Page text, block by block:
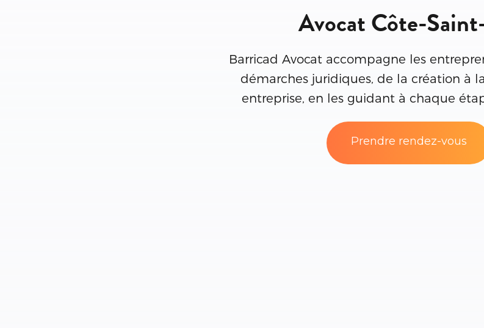
Avocat Côte-
Barricad Avocat accompagne les
démarches juridiques, de la création à
entreprise, en les guidant à chaque
Prendre rendez-vous